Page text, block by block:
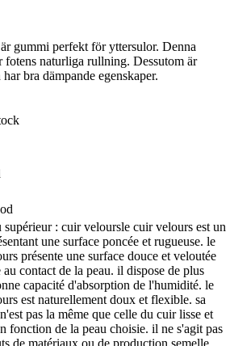
gummi perfekt för yttersulor. Denna
fotens naturliga rullning. Dessutom är
bra dämpande egenskaper.
supérieur : cuir veloursle cuir velours est un
une surface poncée et rugueuse. le
présente une surface douce et veloutée
au contact de la peau. il dispose de plus
capacité d'absorption de l'humidité. le
est naturellement doux et flexible. sa
pas la même que celle du cuir lisse et
fonction de la peau choisie. il ne s'agit pas